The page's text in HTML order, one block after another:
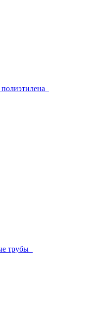
трубы